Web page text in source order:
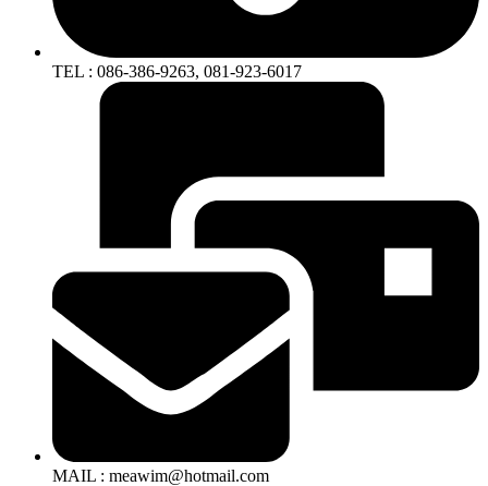
TEL : 086-386-9263, 081-923-6017
MAIL : meawim@hotmail.com